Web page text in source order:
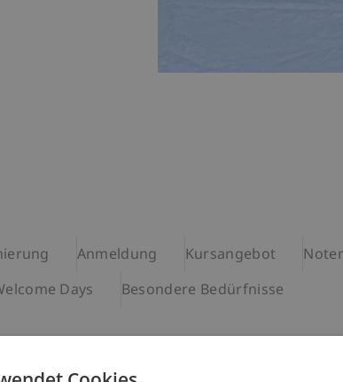
Anmeldung Kursangebot
Days Besondere Bedürfnisse
den beiden Hochschulen (Universität